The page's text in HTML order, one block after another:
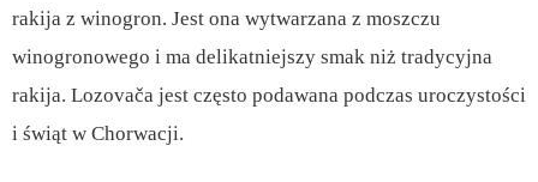
rakija z winogron. Jest ona wytwarzana z moszczu
winogronowego i ma delikatniejszy smak niż tradycyjna
rakija. Lozovača jest często podawana podczas uroczystości
i świąt w Chorwacji.